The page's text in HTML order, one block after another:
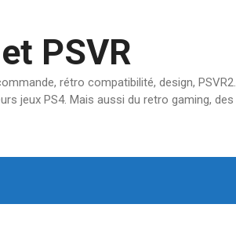
PSVR
rétro compatibilité, design,
jeux PS4. Mais aussi du retro gaming, des